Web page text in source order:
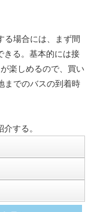
る場合には、まず間
きる。基本的には接
楽しめるので、買い
までのバスの到着時
する。
ヒルトンハワイアン
舗は建物全体の